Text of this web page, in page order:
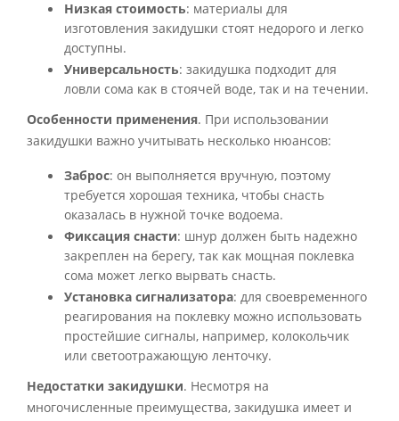
Низкая стоимость: материалы для
изготовления закидушки стоят недорого и легко
доступны.
Универсальность: закидушка подходит для
ловли сома как в стоячей воде, так и на течении.
Особенности применения. При использовании
закидушки важно учитывать несколько нюансов:
Заброс: он выполняется вручную, поэтому
требуется хорошая техника, чтобы снасть
оказалась в нужной точке водоема.
Фиксация снасти: шнур должен быть надежно
закреплен на берегу, так как мощная поклевка
сома может легко вырвать снасть.
Установка сигнализатора: для своевременного
реагирования на поклевку можно использовать
простейшие сигналы, например, колокольчик
или светоотражающую ленточку.
Недостатки закидушки. Несмотря на
многочисленные преимущества, закидушка имеет и